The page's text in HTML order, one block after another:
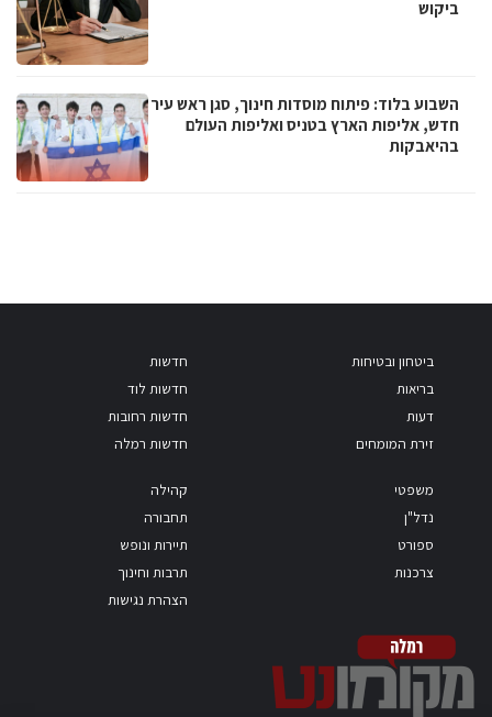
ביקוש
השבוע בלוד: פיתוח מוסדות חינוך, סגן ראש עיר
חדש, אליפות הארץ בטניס ואליפות העולם
בהיאבקות
ביטחון ובטיחות
בריאות
דעות
זירת המומחים
חדשות
חדשות לוד
חדשות רחובות
חדשות רמלה
משפטי
נדל"ן
ספורט
צרכנות
קהילה
תחבורה
תיירות ונופש
תרבות וחינוך
הצהרת נגישות